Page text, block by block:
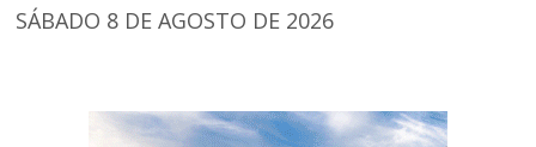
SÁBADO 8 DE AGOSTO DE 2026